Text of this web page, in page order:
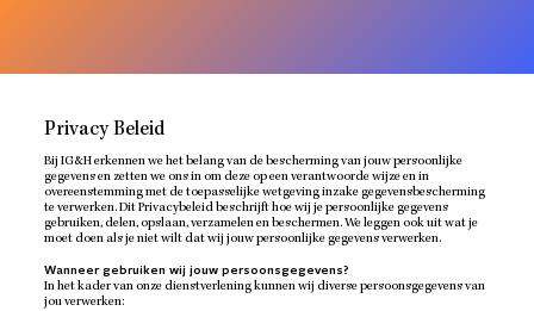
Privacy Beleid
Bij IG&H erkennen we het belang van de bescherming van jouw persoonlijke
gegevens en zetten we ons in om deze op een verantwoorde wijze en in
overeenstemming met de toepasselijke wetgeving inzake gegevensbescherming
te verwerken. Dit Privacybeleid beschrijft hoe wij je persoonlijke gegevens
gebruiken, delen, opslaan, verzamelen en beschermen. We leggen ook uit wat je
moet doen als je niet wilt dat wij jouw persoonlijke gegevens verwerken.
Wanneer gebruiken wij jouw persoonsgegevens?
In het kader van onze dienstverlening kunnen wij diverse persoonsgegevens van
jou verwerken: